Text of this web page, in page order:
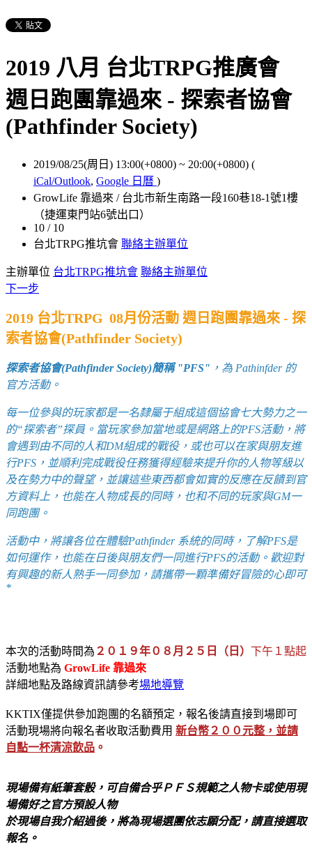
2019 八月 台北TRPG推廣會
週日跑團靠過來 - 探索者協會
(Pathfinder Society)
2019/08/25(周日) 13:00(+0800) ~ 20:00(+0800) (
iCal/Outlook, Google 日曆 )
GrowLife 靠過來 / 台北市新生南路一段160巷18-1號1樓
（捷運東門站6號出口）
10 / 10
台北TRPG推坑會 聯絡主辦單位
主辦單位 台北TRPG推坑會 聯絡主辦單位
下一步
2019 台北TRPG 08月份活動 週日跑團靠過來 - 探
索者協會(Pathfinder Society)
探索者協會(Pathfinder Society)簡稱 "PFS" ，為 Pathinfder 的
官方活動。
每一位參與的玩家都是一名隸屬于組成這個協會七大勢力之一
的“探索者”探員。當玩家參加當地或是網路上的PFS活動，將
會遇到由不同的人和DM組成的戰役，或也可以在家與朋友進
行PFS，並順利完成戰役任務獲得經驗來提升你的人物等級以
及在勢力中的聲望，並讓這些東西都會如實的反應在反饋到官
方資料上，也能在人物成長的同時，也和不同的玩家與GM一
同跑團。
活動中，將讓各位在體驗Pathfinder 系統的同時，了解PFS是
如何運作，也能在日後與朋友們一同進行PFS的活動。 歡迎對
有興趣的新人熟手一同參加，請攜帶一顆準備好冒險的心即可
*
本次的活動時間為 ２０１９年０８月２５日（日） 下午１點起
活動地點為 GrowLife 靠過來
詳細地點及路線資訊請參考場地導覽
KKTIX僅提供參加跑團的名額預定，報名後請直接到場即可
活動現場將向報名者收取活動費用 新台幣２００元整，並請
自點一杯清涼飲品 。
現場備有紙筆套骰，可自備合乎ＰＦＳ規範之人物卡或使用現
場備好之官方預設人物
於現場自我介紹過後，將為現場選團依志願分配，請直接選取
報名。